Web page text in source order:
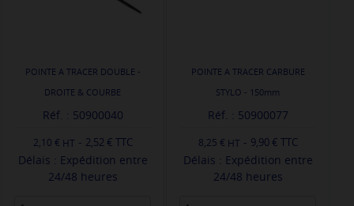
POINTE A TRACER DOUBLE -
DROITE & COURBE
Réf. : 50900040
2,10 € - 2,52 € TTC
Délais : Expédition entre
24/48 heures
POINTE A TRACER CARBURE
STYLO - 150mm
Réf. : 50900077
8,25 € - 9,90 € TTC
Délais : Expédition entre
24/48 heures